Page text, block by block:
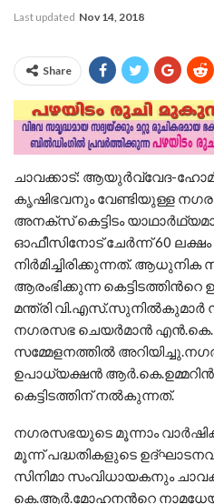
Last updated Nov 14, 2018
Share
ചാവക്കാട്: ആയുര്‍വ്വേദ-
കൃഷിഭവനും വേണ്ടിയുള്ള
അനക്സ് കെട്ടിടം
ഓഫീസിനോട് ചേര്‍ന്ന് 60 ലക്ഷം
നിര്‍മിച്ചിരിക്കുന്നത്.
ആരംഭിക്കുന്ന
മന്ത്രി വി.എസ്.സുനില്‍കുമാര്‍
നഗരസഭ ചെയര്‍മാന്‍
സമ്മേളനത്തില്‍
ഉപാധ്യക്ഷന്‍
കെട്ടിടത്തിന് നല്‍കുന്നത്.
നഗരസഭയുടെ മൂന്നാം
മൂന്ന് പദ്ധതികളുടെ
സിനിമാ സംവിധായകനും
കെ.ആര്‍.മോഹനന്‍റെ